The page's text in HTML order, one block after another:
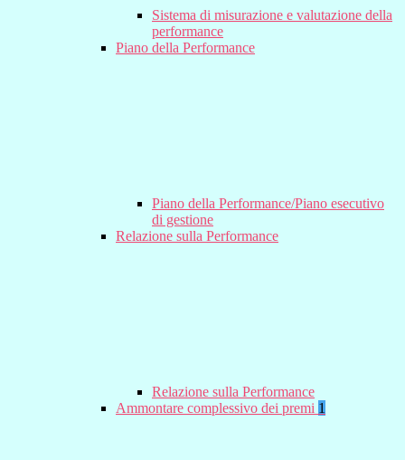
Sistema di misurazione e valutazione della
performance
Piano della Performance
Piano della Performance/Piano esecutivo
di gestione
Relazione sulla Performance
Relazione sulla Performance
Ammontare complessivo dei premi 1